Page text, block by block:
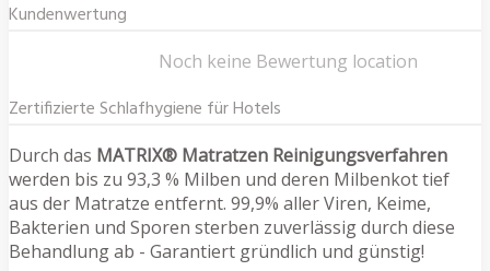
Kundenwertung
Noch keine Bewertung location
Zertifizierte Schlafhygiene für Hotels
Durch das MATRIX® Matratzen Reinigungsverfahren
werden bis zu 93,3 % Milben und deren Milbenkot tief
aus der Matratze entfernt. 99,9% aller Viren, Keime,
Bakterien und Sporen sterben zuverlässig durch diese
Behandlung ab - Garantiert gründlich und günstig!